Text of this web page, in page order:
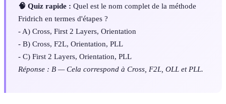
🧠 Quiz rapide : Quel est le nom complet de la méthode
Fridrich en termes d'étapes ?
- A) Cross, First 2 Layers, Orientation
- B) Cross, F2L, Orientation, PLL
- C) First 2 Layers, Orientation, PLL
Réponse : B — Cela correspond à Cross, F2L, OLL et PLL.